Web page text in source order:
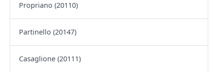
Propriano (20110)
Partinello (20147)
Casaglione (20111)